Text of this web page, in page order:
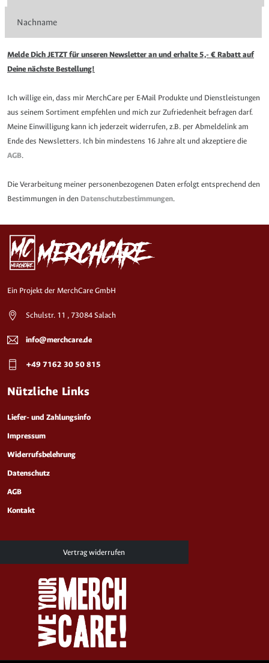
Melde Dich JETZT für unseren Newsletter an und erhalte 5,- € Rabatt auf
Deine nächste Bestellung!
Ich willige ein, dass mir MerchCare per E-Mail Produkte und Dienstleistungen
aus seinem Sortiment empfehlen und mich zur Zufriedenheit befragen darf.
Meine Einwilligung kann ich jederzeit widerrufen, z.B. per Abmeldelink am
Ende des Newsletters. Ich bin mindestens 16 Jahre alt und akzeptiere die
AGB.
Die Verarbeitung meiner personenbezogenen Daten erfolgt entsprechend den
Bestimmungen in den Datenschutzbestimmungen.
Ein Projekt der MerchCare GmbH
Schulstr. 11 , 73084 Salach
info@merchcare.de
+49 7162 30 50 815
Nützliche Links
Liefer- und Zahlungsinfo
Impressum
Widerrufsbelehrung
Datenschutz
AGB
Kontakt
Vertrag widerrufen